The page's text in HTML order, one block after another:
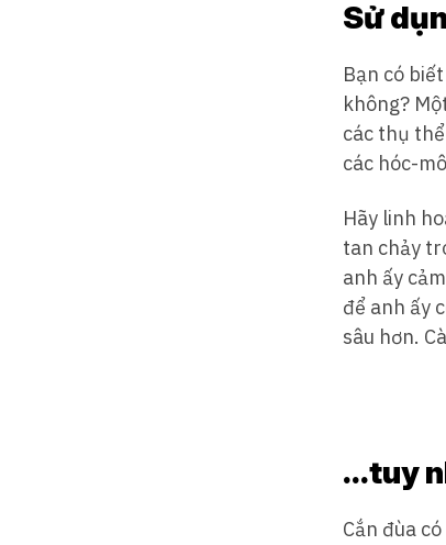
Sử
Bạn có
không?
các thụ
các hóc-
Hãy linh
tan chảy
anh ấy
để anh ấy
sâu hơn.
…tuy
Cắn đùa